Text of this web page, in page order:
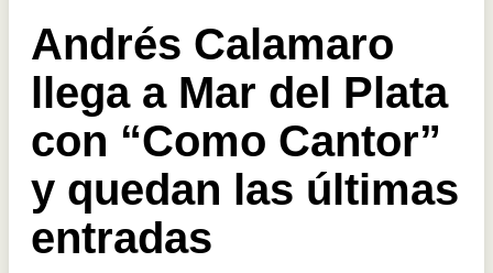
Andrés Calamaro
llega a Mar del Plata
con “Como Cantor”
y quedan las últimas
entradas